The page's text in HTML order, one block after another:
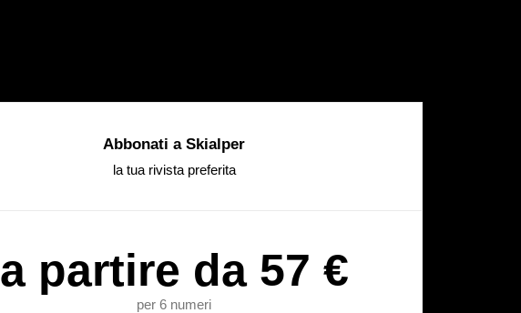
Abbonati a Skialper
la tua rivista preferita
a partire da 57 €
per 6 numeri